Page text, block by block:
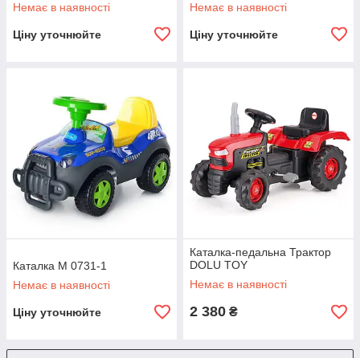
Немає в наявності
Ціну уточнюйте
Немає в наявності
Ціну уточнюйте
Каталка M 0731-1
Немає в наявності
Ціну уточнюйте
Каталка-педальна Трактор
DOLU TOY
Немає в наявності
2 380 ₴